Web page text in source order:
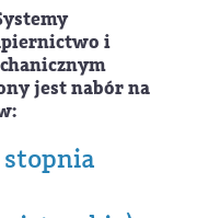
i
jest nabór na